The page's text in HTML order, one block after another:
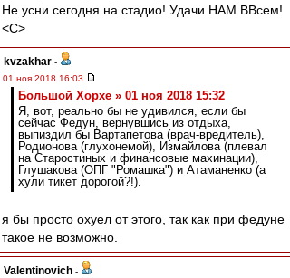
Не усни сегодня на стадио! Удачи НАМ ВВсем!
<C>
kvzakhar -
01 ноя 2018 16:03
Большой Хорхе » 01 ноя 2018 15:32
Я, вот, реально бы не удивился, если бы
сейчас Федун, вернувшись из отдыха,
выпиздил бы Вартапетова (врач-вредитель),
Родионова (глухонемой), Измайлова (плевал
на Старостиных и финансовые махинации),
Глушакова (ОПГ "Ромашка") и Атаманенко (а
хули тикет дорогой?!).
я бы просто охуел от этого, так как при федуне
такое не возможно.
Valentinovich -